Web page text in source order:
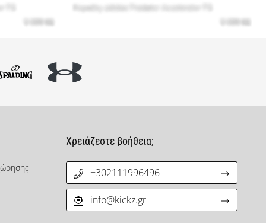
Χρειάζεστε βοήθεια;
+302111996496
info@kickz.gr